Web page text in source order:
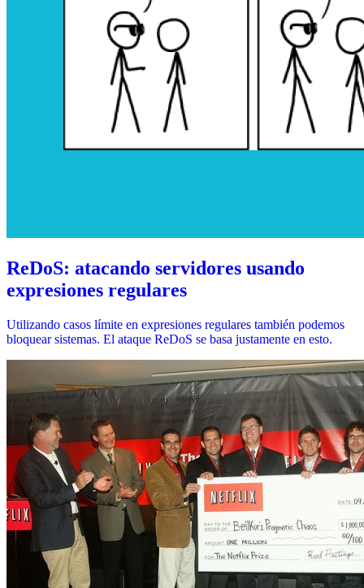
ReDoS: atacando servidores usando
expresiones regulares
Utilizando casos límite en expresiones regulares también podemos
bloquear sistemas. El ataque ReDoS se basa justamente en esto.